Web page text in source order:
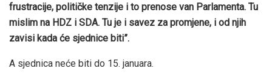
frustracije, političke tenzije i to prenose van Parlamenta. Tu
mislim na HDZ i SDA. Tu je i savez za promjene, i od njih
zavisi kada će sjednice biti”.
A sjednica neće biti do 15. januara.